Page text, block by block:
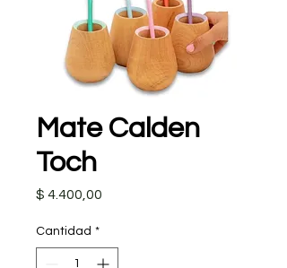
Mate Calden
Toch
$ 4.400,00
Cantidad *